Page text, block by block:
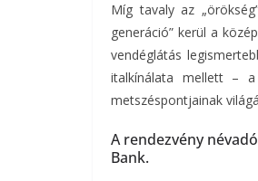
Míg tavaly az
generáció” kerül a
vendéglátás
italkínálata mellett –
metszéspontjainak
A rendezvény
Bank.